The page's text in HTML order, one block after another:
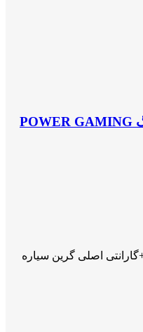
منبع تغذیه کامپیوتر گرین گیمینگ POWER GAMING
اصلی گرین سیاره